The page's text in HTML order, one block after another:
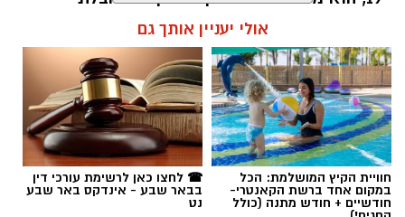
נגמרת שלו היא הנשק הכי חזק שלו.
שרון דינר / 10:49 23.07.26
תגים:סייבר, באר שבע נט, רז אלבז
אולי יעניין אותך גם
חוויית הקיץ המושלמת: הכל
במקום אחד ברשת הקאנטרי-
חודשיים + חודש מתנה (כולל
☎ לחצו כאן לרשימת עורכי דין
בבאר שבע - אינדקס באר שבע
נט